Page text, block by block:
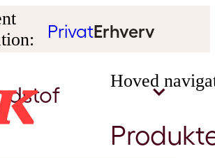
PrivatErhverv
Hoved